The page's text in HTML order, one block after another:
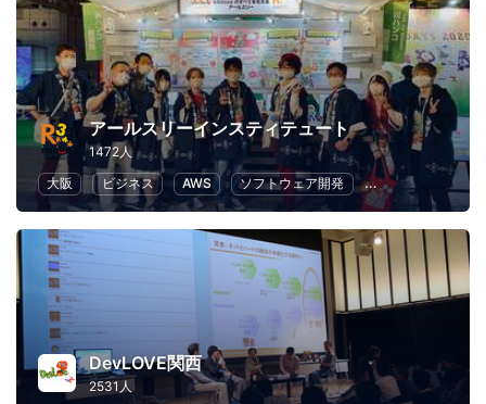
アールスリーインスティテュート
1472人
大阪
ビジネス AWS ソフトウェア開発 クラウド
DevLOVE関西
2531人